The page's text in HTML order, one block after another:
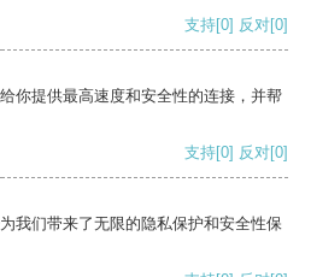
支持[0] 反对[0]
你提供最高速度和安全性的连接，并帮
支持[0] 反对[0]
我们带来了无限的隐私保护和安全性保